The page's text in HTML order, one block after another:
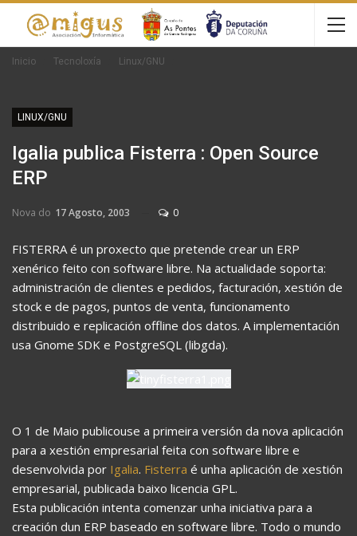
Inicio Tecnoloxía Linux/GNU
LINUX/GNU
Igalia publica Fisterra : Open Source
ERP
Nova do 17 Agosto, 2003 0
FISTERRA é un proxecto que pretende crear un ERP
xenérico feito con software libre. Na actualidade soporta:
administración de clientes e pedidos, facturación, xestión de
stock e de pagos, puntos de venta, funcionamento
distribuido e replicación offline dos datos. A implementación
usa Gnome SDK e PostgreSQL (libgda).
O 1 de Maio publicouse a primeira versión da nova aplicación
para a xestión empresarial feita con software libre e
desenvolvida por Igalia. Fisterra é unha aplicación de xestión
empresarial, publicada baixo licencia GPL.
Esta publicación intenta comenzar unha iniciativa para a
creación dun ERP baseado en software libre. Todo o mundo